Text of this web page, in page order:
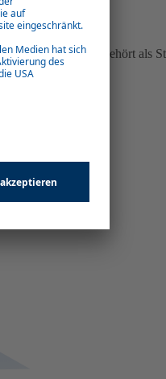
bis zu 4.000 m gehört als
Heizgerät.